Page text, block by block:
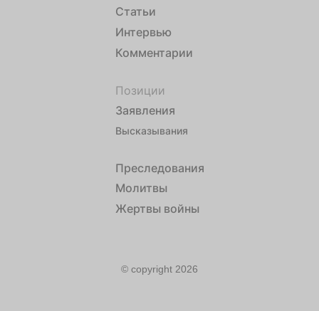
Статьи
Интервью
Комментарии
Позиции
Заявления
Высказывания
Преследования
Молитвы
Жертвы войны
© copyright 2026